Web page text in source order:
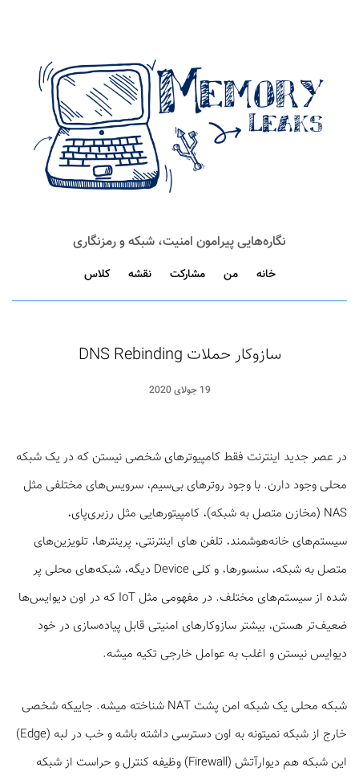
نگاره‌هایی پیرامون امنیت، شبکه و رمزنگاری
خانه من مشارکت نقشه کلاس
سازوکار حملات DNS Rebinding
19 جولای 2020
در عصر جدید اینترنت فقط کامپیوترهای شخصی نیستن که در یک شبکه
محلی وجود دارن. با وجود روترهای بی‌سیم، سرویس‌های مختلفی مثل
NAS (مخازن متصل به شبکه)، کامپیتورهایی مثل رزبری‌پای،
سیستم‌های خانه‌هوشمند، تلفن ‌های اینترنتی، پرینترها، تلویزین­‌های
متصل به شبکه، سنسورها، و کلی Device دیگه، شبکه‌های محلی پر
شده از سیستم‌های مختلف. در مفهومی مثل IoT که در اون دیوایس‌ها
ضعیف‌تر هستن، بیشتر سازوکارهای امنیتی قابل پیاده‌سازی در خود
دیوایس نیستن و اغلب به عوامل خارجی تکیه میشه.
شبکه محلی یک شبکه امن پشت NAT شناخته میشه. جایی­که شخصی
خارج از شبکه نمی­تونه به اون دسترسی داشته باشه و خب در لبه (Edge)
این شبکه هم دیوارآتش (Firewall) وظیفه کنترل و حراست از شبکه